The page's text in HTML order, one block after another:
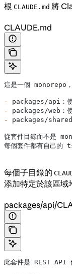
根 CLAUDE.md 將
CLAUDE.md
這是一個 monorepo
-
packages/api：
-
packages/web
-
packages/
從套件目錄而不是
每個套件都有自己
每個子目錄的
添加特定於該區域
packages/api/
此套件是 REST API